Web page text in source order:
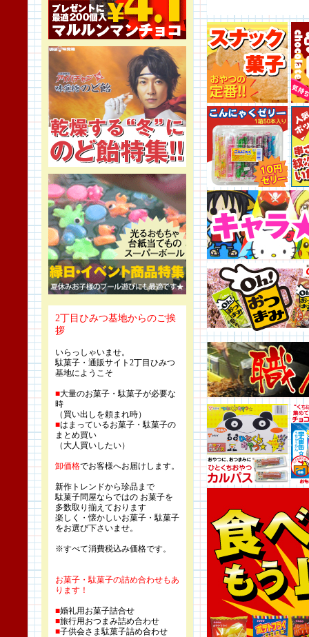
2丁目ひみつ基地からのご挨
拶
いらっしゃいませ。
駄菓子・通販サイト2丁目ひみつ
基地にようこそ
■大量のお菓子・駄菓子が必要な
時
（買い出しを頼まれ時）
■はまっているお菓子・駄菓子の
まとめ買い
（大人買いしたい）
卸価格でお客様へお届けします。
新作トレンドから珍品まで
駄菓子問屋ならではの お菓子を
多数取り揃えております
楽しく・懐かしいお菓子・駄菓子
をお選び下さいませ。
※すべて消費税込み価格です。
お菓子・駄菓子の詰め合わせもあ
ります！
■婚礼用お菓子詰合せ
■旅行用おつまみ詰め合わせ
■子供会さま駄菓子詰め合わせ